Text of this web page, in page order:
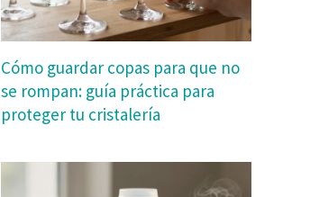
Cómo guardar copas para que no
se rompan: guía práctica para
proteger tu cristalería